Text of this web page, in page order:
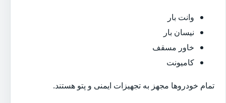
وانت بار
نیسان بار
خاور مسقف
کامیونت
تمام خودروها مجهز به تجهیزات ایمنی و پتو هستند.